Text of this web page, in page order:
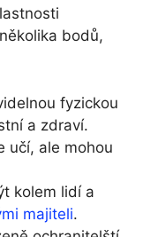
bodů,
fyzickou
a zdraví.
učí, ale mohou
kolem lidí a
majiteli.